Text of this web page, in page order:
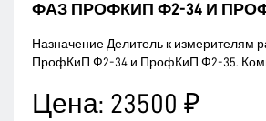
ФАЗ ПРОФКИП Ф2-34 И
Назначение Делитель к измерителям
ПрофКиП Ф2-34 и ПрофКиП Ф2-35.
Цена: 23500 ₽